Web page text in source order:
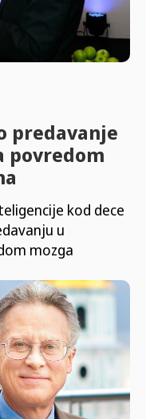
predavanje
povredom
kod dece
u
mozga